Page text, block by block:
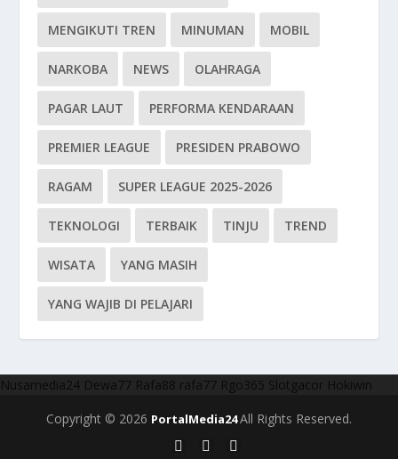
MENGIKUTI TREN MINUMAN MOBIL
NARKOBA NEWS OLAHRAGA
PAGAR LAUT PERFORMA KENDARAAN
PREMIER LEAGUE PRESIDEN PRABOWO
RAGAM SUPER LEAGUE 2025-2026
TEKNOLOGI TERBAIK TINJU TREND
WISATA YANG MASIH
YANG WAJIB DI PELAJARI
Nusamedia24 Dewa77 Rafa88 rafa77 Rgo365 Slotgacor Hokiwin
Copyright © 2026 PortalMedia24All Rights Reserved.